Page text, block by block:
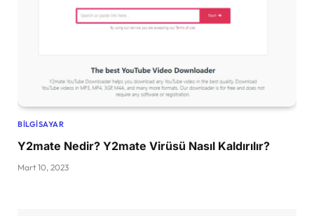
BILGISAYAR
Y2mate Nedir? Y2mate Virüsü Nasıl Kaldırılır?
Mart 10, 2023